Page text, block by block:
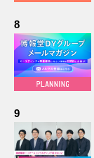
8
9